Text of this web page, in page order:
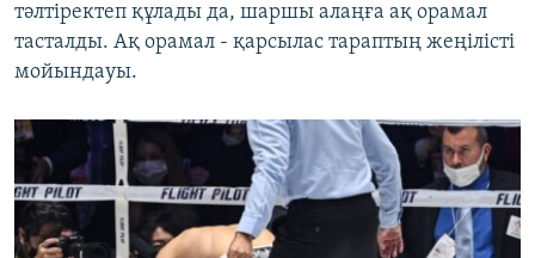
тәлтіректеп құлады да, шаршы алаңға ақ орамал
тасталды. Ақ орамал - қарсылас тараптың жеңілісті
мойындауы.